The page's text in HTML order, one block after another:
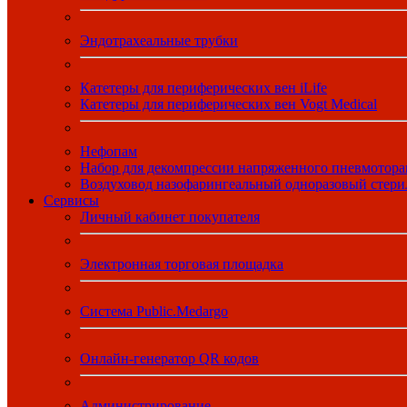
Эндотрахеальные трубки
Катетеры для периферических вен iLife
Катетеры для периферических вен Vogt Medical
Нефопам
Набор для декомпрессии напряженного
Воздуховод назофарингеальный одноразовый
Сервисы
Личный кабинет покупателя
Электронная торговая площадка
Система Public.Medargo
Онлайн-генератор QR кодов